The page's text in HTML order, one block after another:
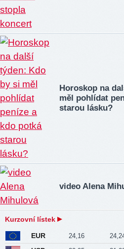
Horoskop na
měl pohlídat
starou lásku?
video Alena
Kurzovní lístek
EUR 24,16